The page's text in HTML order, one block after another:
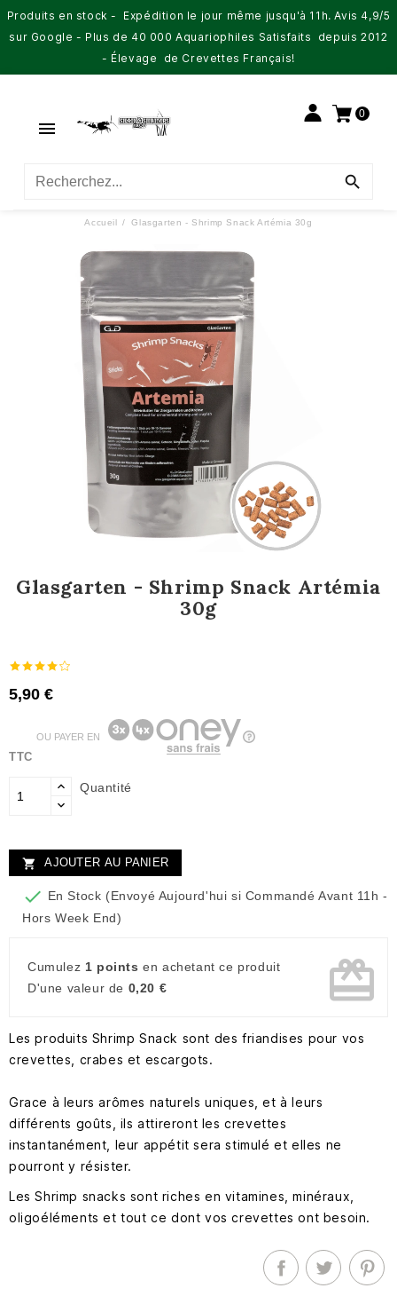
Produits en stock - Expédition le jour même jusqu'à 11h. Avis 4,9/5
sur Google - Plus de 40 000 Aquariophiles Satisfaits depuis 2012
- Élevage de Crevettes Français!

0

Accueil Glasgarten - Shrimp Snack Artémia 30g
Glasgarten - Shrimp Snack Artémia
30g
5,90 €
TTC
OU PAYER EN
Quantité
 AJOUTER AU PANIER
 En Stock (Envoyé Aujourd'hui si Commandé Avant 11h -
Hors Week End)
Cumulez 1 points en achetant ce produit
D'une valeur de 0,20 € card_giftcard
Les produits Shrimp Snack sont des friandises pour vos
crevettes, crabes et escargots.
Grace à leurs arômes naturels uniques, et à leurs
différents goûts, ils attireront les crevettes
instantanément, leur appétit sera stimulé et elles ne
pourront y résister.
Les Shrimp snacks sont riches en vitamines, minéraux,
oligoéléments et tout ce dont vos crevettes ont besoin.